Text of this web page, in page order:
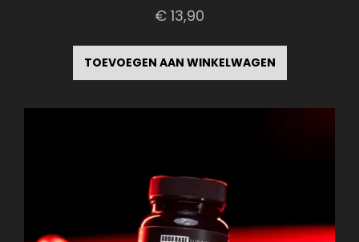
€ 13,90
TOEVOEGEN AAN WINKELWAGEN